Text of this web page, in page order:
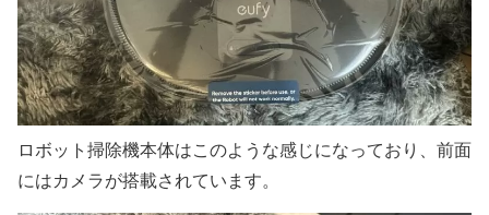
ロボット掃除機本体はこのような感じになっており、前面
にはカメラが搭載されています。